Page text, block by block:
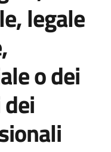
legale
o dei